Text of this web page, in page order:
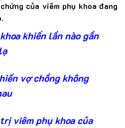
của viêm phụ khoa đang
khiến lần nào gần
vợ chồng không
viêm phụ khoa của